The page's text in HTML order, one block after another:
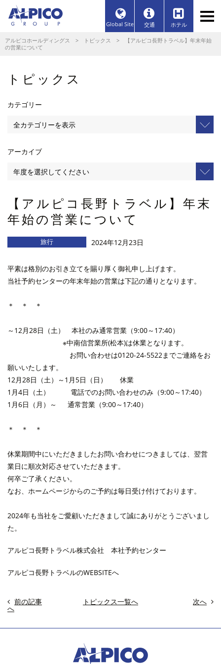
Global Site 交通 ホテル
アルピコホールディングス > トピックス > 【アルピコ長野トラベル】年末年始
の営業について
トピックス
カテゴリー
アーカイブ
【アルピコ長野トラベル】年末
年始の営業について
旅行 2024年12月23日
平素は格別のお引き立てを賜り厚く御礼申し上げます。
当社予約センターの年末年始の営業は下記の通りとなります。
＊ ＊ ＊
～12月28日（土） 本社のみ通常営業（9:00～17:40）
※中南信営業所(松本)は休業となります。
お問い合わせは0120-24-5522までご連絡をお
願いいたします。
12月28日（土）～1月5日（日） 休業
1月4日（土） 電話でのお問い合わせのみ（9:00～17:40）
1月6日（月）～ 通常営業（9:00～17:40）
＊ ＊ ＊
休業期間中にいただきましたお問い合わせにつきましては、翌営
業日に順次対応させていただきます。
何卒ご了承ください。
なお、ホームページからのご予約は毎日受け付けております。
2024年も当社をご愛顧いただきまして誠にありがとうございまし
た。
アルピコ長野トラベル株式会社 本社予約センター
アルピコ長野トラベルのWEBSITEへ
前の記事
へ
トピックス一覧へ 次へ